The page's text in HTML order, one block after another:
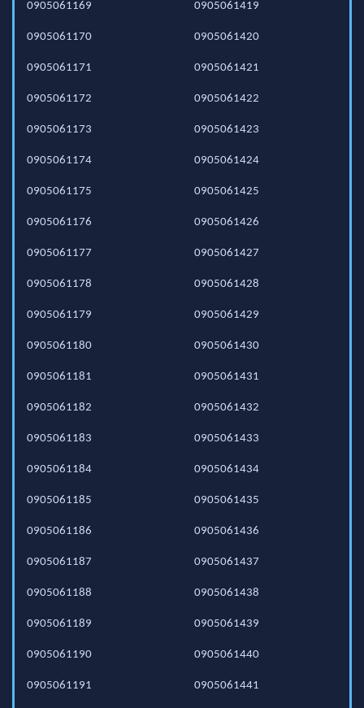
0905061169
0905061170
0905061171
0905061172
0905061173
0905061174
0905061175
0905061176
0905061177
0905061178
0905061179
0905061180
0905061181
0905061182
0905061183
0905061184
0905061185
0905061186
0905061187
0905061188
0905061189
0905061190
0905061191
0905061419
0905061420
0905061421
0905061422
0905061423
0905061424
0905061425
0905061426
0905061427
0905061428
0905061429
0905061430
0905061431
0905061432
0905061433
0905061434
0905061435
0905061436
0905061437
0905061438
0905061439
0905061440
0905061441